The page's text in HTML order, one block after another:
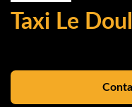
Taxi Le